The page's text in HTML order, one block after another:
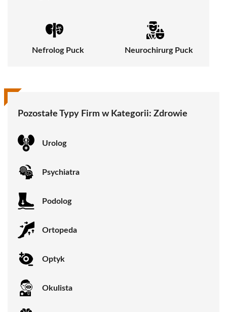
Nefrolog Puck Neurochirurg Puck
Pozostałe Typy Firm w Kategorii: Zdrowie
Urolog
Psychiatra
Podolog
Ortopeda
Optyk
Okulista